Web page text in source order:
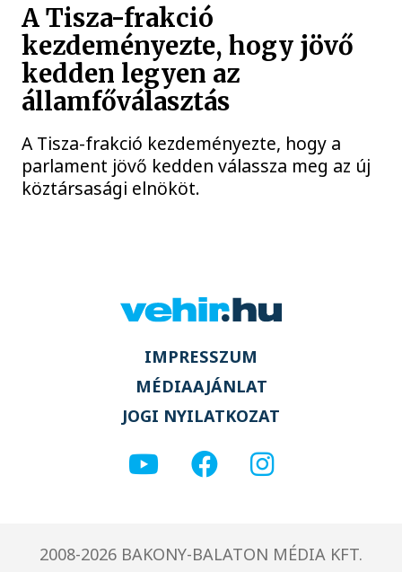
A Tisza-frakció
kezdeményezte, hogy jövő
kedden legyen az
államfőválasztás
A Tisza-frakció kezdeményezte, hogy a
parlament jövő kedden válassza meg az új
köztársasági elnököt.
IMPRESSZUM
MÉDIAAJÁNLAT
JOGI NYILATKOZAT
2008-2026 BAKONY-BALATON MÉDIA KFT.